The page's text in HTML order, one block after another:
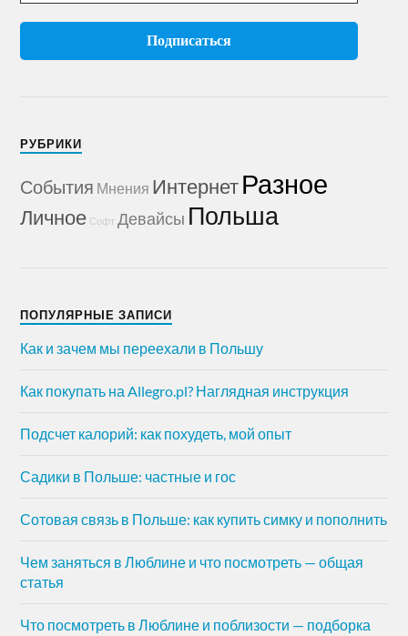
РУБРИКИ
События Мнения ИнтернетРазное
Личное Софт Девайсы Польша
ПОПУЛЯРНЫЕ ЗАПИСИ
Как и зачем мы переехали в Польшу
Как покупать на Allegro.pl? Наглядная инструкция
Подсчет калорий: как похудеть, мой опыт
Садики в Польше: частные и гос
Сотовая связь в Польше: как купить симку и пополнить
Чем заняться в Люблине и что посмотреть — общая
статья
Что посмотреть в Люблине и поблизости — подборка